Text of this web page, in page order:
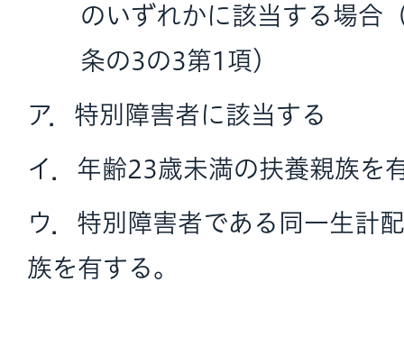
のいずれかに該当する場合
条の3の3第1項）
ア．特別障害者に該当する
イ．年齢23歳未満の扶養親族を
ウ．特別障害者である同一生計
族を有する。